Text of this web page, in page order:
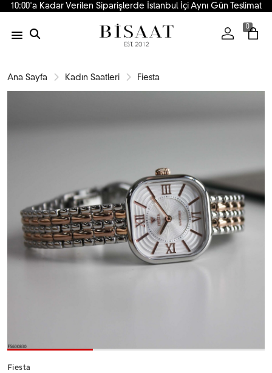
10:00'a Kadar Verilen Siparişlerde İstanbul İçi Aynı Gün Teslimat
0
Ana Sayfa Kadın Saatleri Fiesta
Fiesta